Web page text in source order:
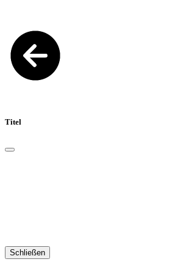
Titel
Schließen